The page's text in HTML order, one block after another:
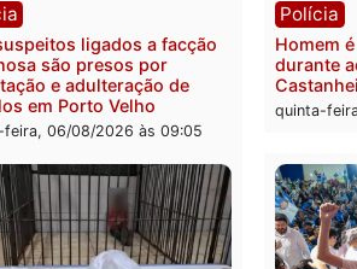
Polícia
Policiais militares recuperam
moto furtada e prendem trio na
zona Leste
quinta-feira, 06/08/2026 às 09:28